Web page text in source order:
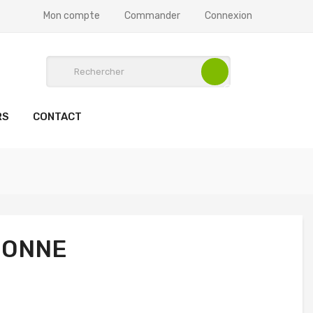
Mon compte Commander Connexion
CONTACT